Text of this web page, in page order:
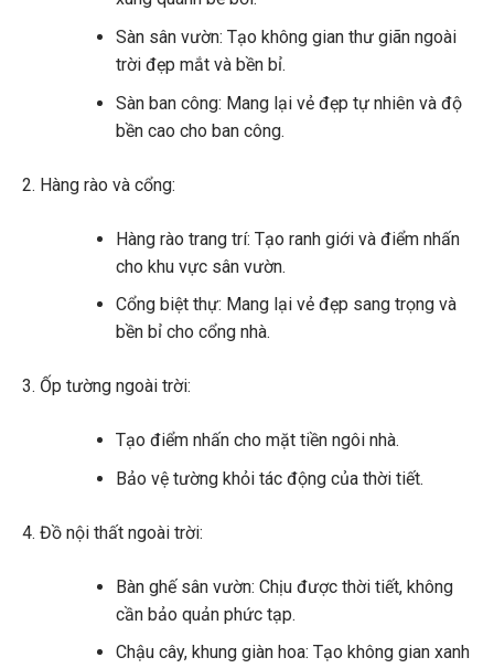
Sàn sân vườn: Tạo không gian thư giãn ngoài
trời đẹp mắt và bền bỉ.
Sàn ban công: Mang lại vẻ đẹp tự nhiên và độ
bền cao cho ban công.
Hàng rào và cổng:
Hàng rào trang trí: Tạo ranh giới và điểm nhấn
cho khu vực sân vườn.
Cổng biệt thự: Mang lại vẻ đẹp sang trọng và
bền bỉ cho cổng nhà.
Ốp tường ngoài trời:
Tạo điểm nhấn cho mặt tiền ngôi nhà.
Bảo vệ tường khỏi tác động của thời tiết.
Đồ nội thất ngoài trời:
Bàn ghế sân vườn: Chịu được thời tiết, không
cần bảo quản phức tạp.
Chậu cây, khung giàn hoa: Tạo không gian xanh